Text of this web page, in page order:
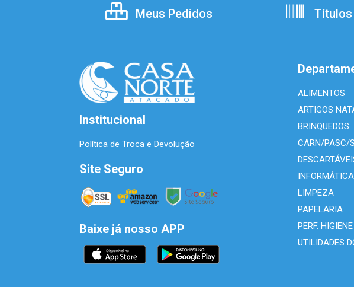
Meus Pedidos Títulos
Institucional
Política de Troca e Devolução
Site Seguro
Baixe já nosso APP
ALIMENTOS
ARTIGOS
BRINQUEDOS
CARN/PASC/
INFORMÁTICA
LIMPEZA
PAPELARIA
PERF.
UTILIDADES